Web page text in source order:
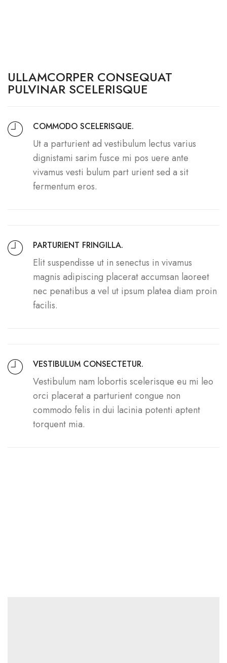
ULLAMCORPER CONSEQUAT
PULVINAR SCELERISQUE
COMMODO SCELERISQUE.
Ut a parturient ad vestibulum lectus varius
dignistami sarim fusce mi pos uere ante
vivamus vesti bulum part urient sed a sit
fermentum eros.
PARTURIENT FRINGILLA.
Elit suspendisse ut in senectus in vivamus
magnis adipiscing placerat accumsan laoreet
nec penatibus a vel ut ipsum platea diam proin
facilis.
VESTIBULUM CONSECTETUR.
Vestibulum nam lobortis scelerisque eu mi leo
orci placerat a parturient congue non
commodo felis in dui lacinia potenti aptent
torquent mia.